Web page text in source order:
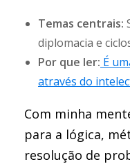
Temas centrais:
diplomacia e
Por que ler: É
através do
Com minha
para a lógica,
resolução de